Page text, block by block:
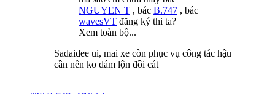
NGUYEN T , bác B.747 , bác
wavesVT đăng ký thi ta?
Xem toàn bộ...
Sadaidee ui, mai xe còn phục vụ công tác hậu
cần nên ko dám lộn đồi cát